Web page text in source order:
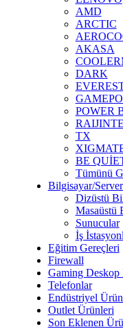
AMD
ARCTIC
AKASA
DARK
POWER
TX
BE
Tümünü
Bilgisayar/Server
Dizüstü
Masaüstü
Sunucular
İş
Eğitim Gereçleri
Firewall
Gaming Deskop
Telefonlar
Endüstriyel
Outlet Ürünleri
Son Eklenen